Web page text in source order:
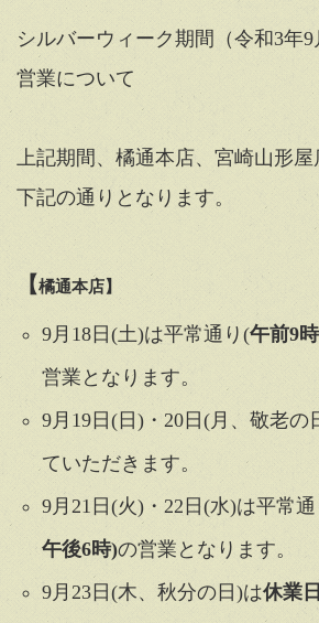
シルバーウィーク期間（令和3年
営業について
上記期間、橘通本店、宮崎山形屋
下記の通りとなります。
【橘通本店】
9月18日(土)は平常通り(午前9
営業となります。
9月19日(日)・20日(月、敬老の
ていただきます。
9月21日(火)・22日(水)は平常
午後6時)の営業となります。
9月23日(木、秋分の日)は休業日